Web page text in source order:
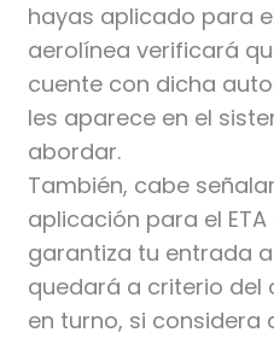
hayas aplicado para
aerolínea verificará
cuente con dicha
les aparece en el
abordar.
También, cabe
aplicación para el
garantiza tu entrada
quedará a criterio del
en turno, si considera